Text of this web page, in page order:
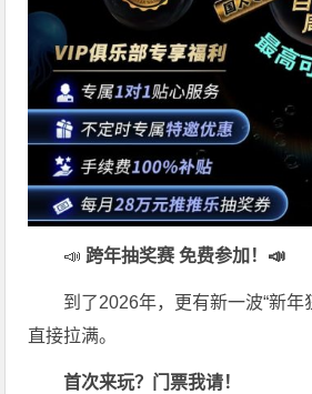
📣 跨年抽奖赛 免费参加 ！📣
到了2026年，更有新一波“新年
直接拉满。
首次来玩？门票我请！